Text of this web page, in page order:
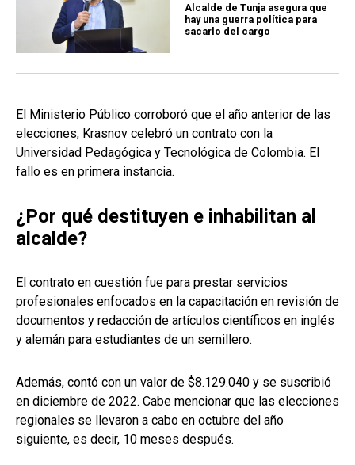
Alcalde de Tunja asegura que
hay una guerra política para
sacarlo del cargo
El Ministerio Público corroboró que el año anterior de las
elecciones, Krasnov celebró un contrato con la
Universidad Pedagógica y Tecnológica de Colombia. El
fallo es en primera instancia.
¿Por qué destituyen e inhabilitan al
alcalde?
El contrato en cuestión fue para prestar servicios
profesionales enfocados en la capacitación en revisión de
documentos y redacción de artículos científicos en inglés
y alemán para estudiantes de un semillero.
Además, contó con un valor de $8.129.040 y se suscribió
en diciembre de 2022. Cabe mencionar que las elecciones
regionales se llevaron a cabo en octubre del año
siguiente, es decir, 10 meses después.